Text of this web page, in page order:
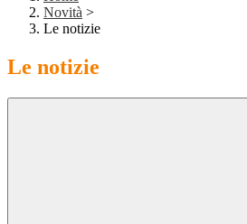
Novità >
Le notizie
Le notizie